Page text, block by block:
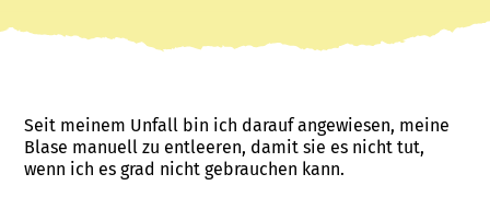
Seit meinem Unfall bin ich darauf angewiesen, meine
Blase manuell zu entleeren, damit sie es nicht tut,
wenn ich es grad nicht gebrauchen kann.